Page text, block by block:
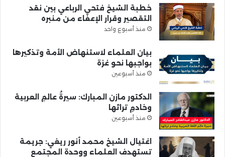
خطبة الشيخ فتحي الرباعي بين نقد
التقصير وقرار الإعفاء من منبره
منذ أسبوع واحد
بيان العلماء لاستنهاض الأمة وتذكيرها
بواجبها نحو غزة
منذ أسبوعين
الدكتور مازن المبارك: سيرةُ عالمِ العربية
وخادمِ تراثها
منذ أسبوعين
اغتيال الشيخ محمد أنور ريغي: جريمة
تستهدف العلماء ووحدة المجتمع